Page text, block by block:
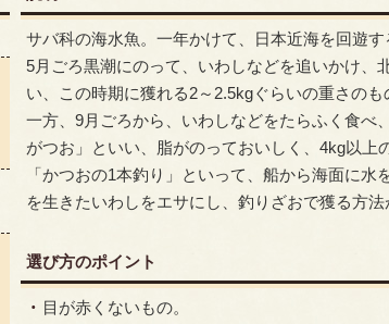
サバ科の海水魚。一年かけて、日本近海を回遊
5月ごろ黒潮にのって、いわしなどを追いかけ、
い、この時期に獲れる2～2.5kgぐらいの重さの
一方、9月ごろから、いわしなどをたらふく食べ
がつお」といい、脂がのっておいしく、4kg以上
「かつおの1本釣り」といって、船から海面に
を生きたいわしをエサにし、釣りざおで獲る方
選び方のポイント
目が赤くないもの。